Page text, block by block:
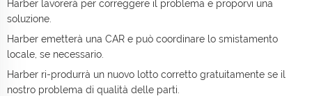
Harber lavorerà per correggere il problema e proporvi una
soluzione.
Harber emetterà una CAR e può coordinare lo smistamento
locale, se necessario.
Harber ri-produrrà un nuovo lotto corretto gratuitamente se il
nostro problema di qualità delle parti.